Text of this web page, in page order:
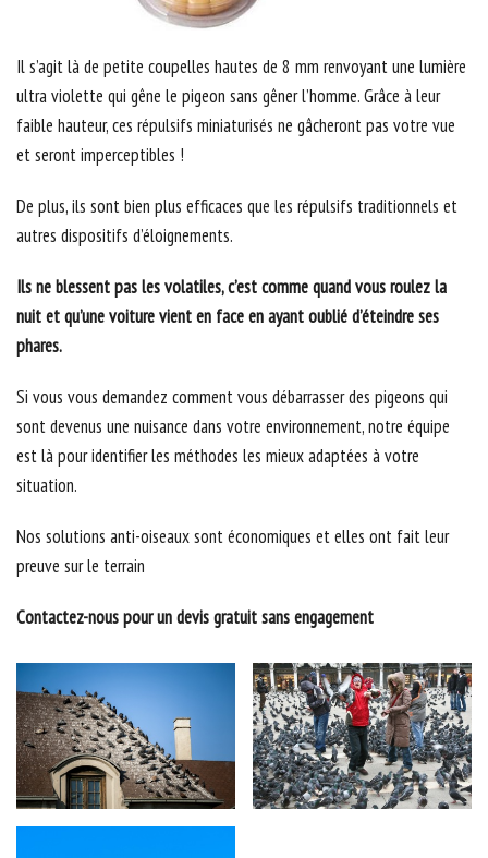
Il s’agit là de petite coupelles hautes de 8 mm renvoyant une lumière
ultra violette qui gêne le pigeon sans gêner l’homme. Grâce à leur
faible hauteur, ces répulsifs miniaturisés ne gâcheront pas votre vue
et seront imperceptibles !
De plus, ils sont bien plus efficaces que les répulsifs traditionnels et
autres dispositifs d’éloignements.
Ils ne blessent pas les volatiles, c’est comme quand vous roulez la
nuit et qu’une voiture vient en face en ayant oublié d’éteindre ses
phares.
Si vous vous demandez comment vous débarrasser des pigeons qui
sont devenus une nuisance dans votre environnement, notre équipe
est là pour identifier les méthodes les mieux adaptées à votre
situation.
Nos solutions anti-oiseaux sont économiques et elles ont fait leur
preuve sur le terrain
Contactez-nous pour un devis gratuit sans engagement